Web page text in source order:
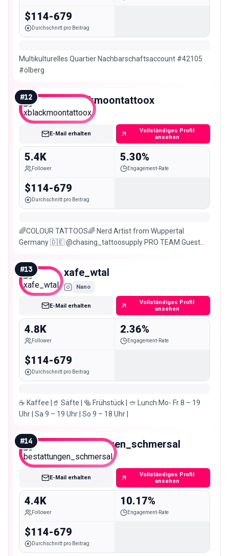
$114-679
Durchschnitt pro Beitrag
Multikulturelles Quartier Nachbarschaftsaccount #42105
#ölberg
#12 xblackmoontattoox
Nano
E-Mail erhalten
Vollständiges Profil
ansehen
5.4K
Follower
5.30%
Engagement-Rate
$114-679
Durchschnitt pro Beitrag
🌈COLOUR TATTOOS🌈 Nerd Artist from Wuppertal
Germany 🇩🇪 @chasing_tattoosupply PRO TEAM Guest
#13 xafe_wtal
Nano
E-Mail erhalten
Vollständiges Profil
ansehen
4.8K
Follower
2.36%
Engagement-Rate
$114-679
Durchschnitt pro Beitrag
☕️ Kaffee |🥤 Säfte | 🥯 Frühstück | 🥙 Lunch Mo- Fr 8 – 19
Uhr | Sa 9 – 19 Uhr | So 9 – 18 Uhr |
#14 bestattungen_schmersal
Nano
E-Mail erhalten
Vollständiges Profil
ansehen
4.4K
Follower
10.17%
Engagement-Rate
$114-679
Durchschnitt pro Beitrag